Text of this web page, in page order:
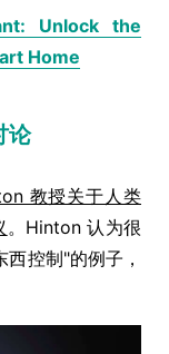
Unlock the
Home
论
教授关于人类
。Hinton 认为很
控制"的例子，